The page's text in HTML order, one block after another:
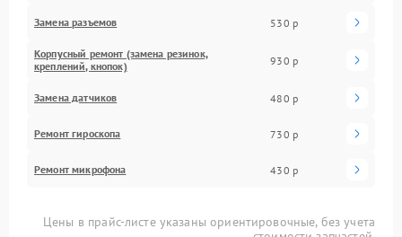
Замена разъемов 530 р
Корпусный ремонт (замена резинок,
креплений, кнопок)
930 р
Замена датчиков 480 р
Ремонт гироскопа 730 р
Ремонт микрофона 430 р
Цены в прайс-листе указаны ориентировочные, без учета